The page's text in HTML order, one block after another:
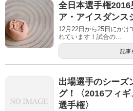
全日本選手権
ア・アイスダンス
12月22日から25日にかけ
れています！試合の...
記事
出場選手のシーズ
グ！〈2016フィ
選手権〉